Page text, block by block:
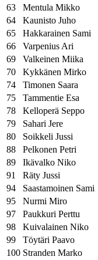
63
Mentula Mikko
64
Kaunisto Juho
65
Hakkarainen Sami
66
Varpenius Ari
69
Valkeinen Miika
70
Kykkänen Mirko
74
Timonen Saara
75
Tammentie Esa
78
Kelloperä Seppo
79
Sahari Jere
80
Soikkeli Jussi
88
Pelkonen Petri
89
Ikävalko Niko
91
Räty Jussi
94
Saastamoinen Sami
95
Nurmi Miro
97
Paukkuri Perttu
98
Kuivalainen Niko
99
Töytäri Paavo
100 Stranden Marko